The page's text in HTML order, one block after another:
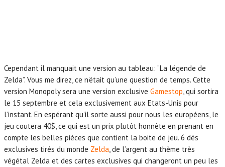
Cependant il manquait une version au tableau: “La légende de
Zelda”. Vous me direz, ce n’était qu’une question de temps. Cette
version Monopoly sera une version exclusive Gamestop, qui sortira
le 15 septembre et cela exclusivement aux Etats-Unis pour
l’instant. En espérant qu’il sorte aussi pour nous les européens, le
jeu coutera 40$, ce qui est un prix plutôt honnête en prenant en
compte les belles pièces que contient la boite de jeu. 6 dés
exclusives tirés du monde Zelda, de l’argent au thème très
végétal Zelda et des cartes exclusives qui changeront un peu les